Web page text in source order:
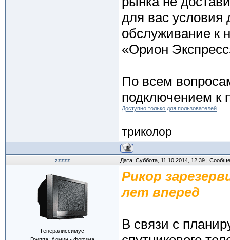
для вас условия
обслуживание к
«Орион
По всем
подключением к
Доступно только для пользователей
триколор
zzzzz Дата: Суббота, 11.10.2014, 12:39 |
Генералиссимус
Рикор
лет вперед
В связи с